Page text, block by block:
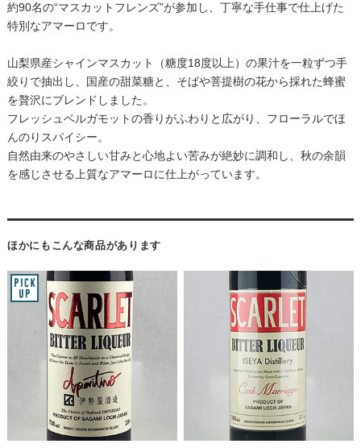
約90名の“マスカットフレンズ”が参加し、丁寧な手仕事で仕上げた
特別なアマーロです。
山梨県産シャインマスカット（糖度18度以上）の果汁を一粒ずつ手
絞りで抽出し、国産の甜菜糖と、そばや菩提樹の花から採れた蜂蜜
を贅沢にブレンドしました。
フレッシュベルガモットの香りがふわりと広がり、フローラルでほ
んのりスパイシー。
自然由来のやさしい甘みと心地よい苦みが絶妙に調和し、秋の余韻
を感じさせる上質なアマーロに仕上がっています。
ほかにもこんな商品があります